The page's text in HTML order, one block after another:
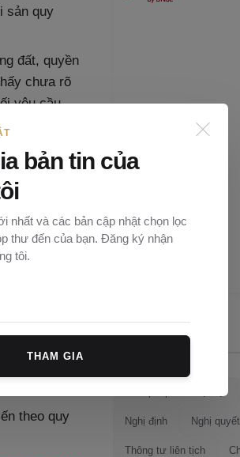
sản quy
đất, quyền
chưa rõ
yêu cầu
hoặc
thuận phân
bản chính
không
theo quy
Loại văn bản
Nghị định Nghị quyết
Thông tư liên tịch
bản tin của
nhất và các bản cập nhật chọn lọc
thư đến của bạn. Đăng ký nhận
tôi.
THAM GIA